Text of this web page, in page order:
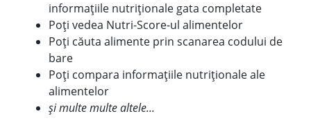
informațiile nutriționale gata completate
Poți vedea Nutri-Score-ul alimentelor
Poți căuta alimente prin scanarea codului de
bare
Poți compara informațiile nutriționale ale
alimentelor
și multe multe altele...